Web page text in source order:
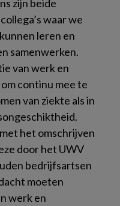
zijn beide
waar we
leren en
samenwerken.
van werk en
continu mee te
van ziekte als in
het omschrijven
door het UWV
bedrijfsartsen
moeten
werk en